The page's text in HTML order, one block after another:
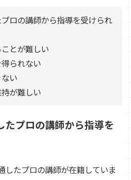
ロの講師から指導を受けられ
とが難しい
られない
い
が難しい
たプロの講師から指導を
したプロの講師が在籍していま